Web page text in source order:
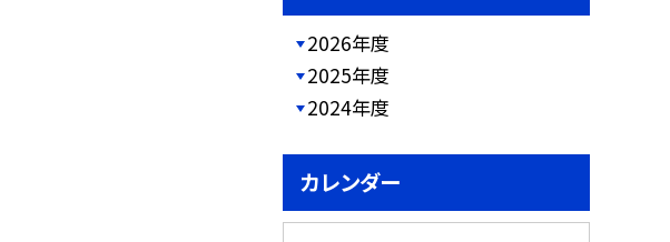
2026年度
2025年度
2024年度
カレンダー